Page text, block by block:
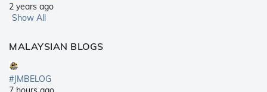
2 years ago
Show All
MALAYSIAN BLOGS
#JMBELOG